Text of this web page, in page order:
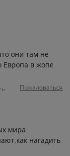
они там не
Европа в жопе
Пожаловаться
мира
нагадить